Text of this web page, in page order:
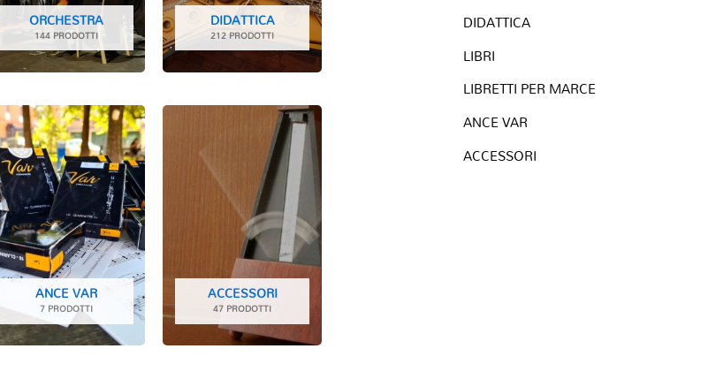
ORCHESTRA
144 PRODOTTI
DIDATTICA
212 PRODOTTI
ANCE VAR
7 PRODOTTI
ACCESSORI
47 PRODOTTI
DIDATTICA
LIBRI
LIBRETTI PER MARCE
ANCE VAR
ACCESSORI